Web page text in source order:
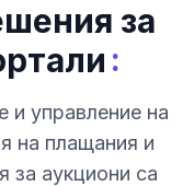
за
:
и управление на
на плащания и
за аукциони са